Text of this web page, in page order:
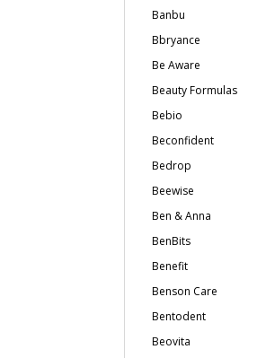
Banbu
Bbryance
Be Aware
Beauty Formulas
Bebio
Beconfident
Bedrop
Beewise
Ben & Anna
BenBits
Benefit
Benson Care
Bentodent
Beovita